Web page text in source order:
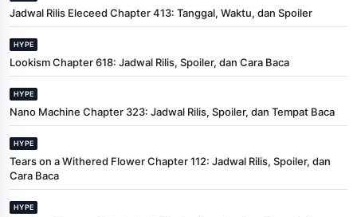
Jadwal Rilis Eleceed Chapter 413: Tanggal, Waktu, dan Spoiler
HYPE
Lookism Chapter 618: Jadwal Rilis, Spoiler, dan Cara Baca
HYPE
Nano Machine Chapter 323: Jadwal Rilis, Spoiler, dan Tempat Baca
HYPE
Tears on a Withered Flower Chapter 112: Jadwal Rilis, Spoiler, dan
Cara Baca
HYPE